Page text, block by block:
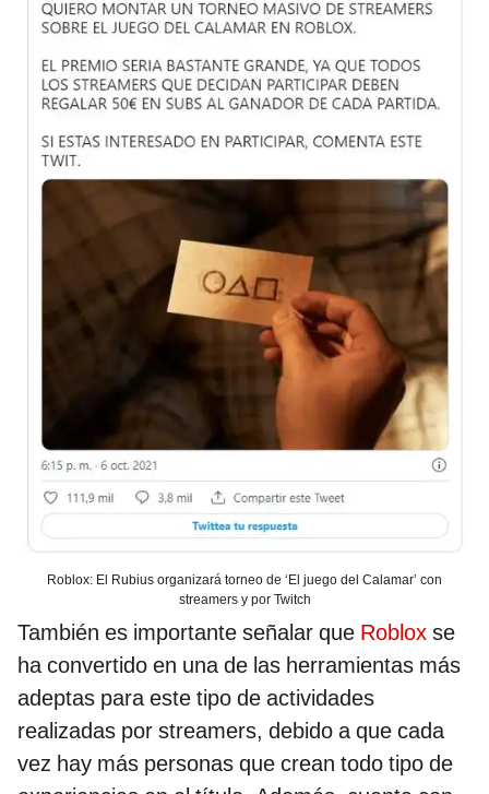
Roblox: El Rubius organizará torneo de ‘El juego del Calamar’ con
streamers y por Twitch
También es importante señalar que Roblox se
ha convertido en una de las herramientas más
adeptas para este tipo de actividades
realizadas por streamers, debido a que cada
vez hay más personas que crean todo tipo de